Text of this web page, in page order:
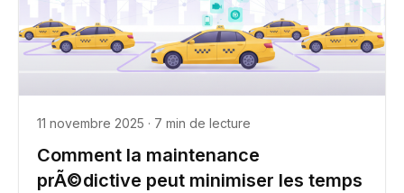
11 novembre 2025 · 7 min de lecture
Comment la maintenance
prÃ©dictive peut minimiser les temps